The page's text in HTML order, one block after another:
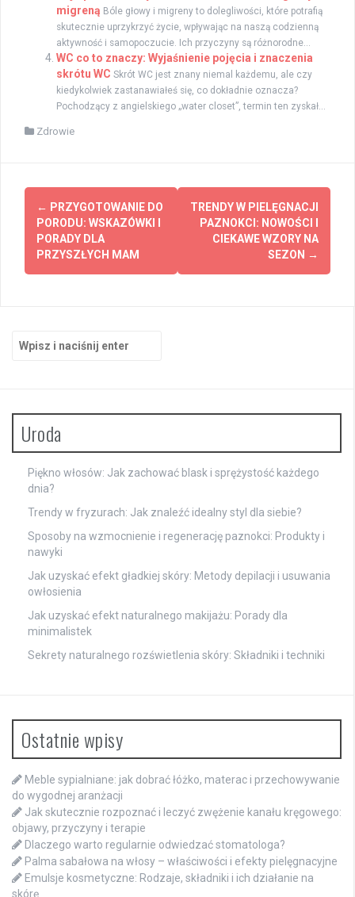
migreną Bóle głowy i migreny to dolegliwości, które potrafią
skutecznie uprzykrzyć życie, wpływając na naszą codzienną
aktywność i samopoczucie. Ich przyczyny są różnorodne...
WC co to znaczy: Wyjaśnienie pojęcia i znaczenia
skrótu WC Skrót WC jest znany niemal każdemu, ale czy
kiedykolwiek zastanawiałeś się, co dokładnie oznacza?
Pochodzący z angielskiego „water closet”, termin ten zyskał...
Zdrowie
Zobacz
wpisy
← PRZYGOTOWANIE DO
PORODU: WSKAZÓWKI I
PORADY DLA
PRZYSZŁYCH MAM
TRENDY W PIELĘGNACJI
PAZNOKCI: NOWOŚCI I
CIEKAWE WZORY NA
SEZON →
Uroda
Piękno włosów: Jak zachować blask i sprężystość każdego
dnia?
Trendy w fryzurach: Jak znaleźć idealny styl dla siebie?
Sposoby na wzmocnienie i regenerację paznokci: Produkty i
nawyki
Jak uzyskać efekt gładkiej skóry: Metody depilacji i usuwania
owłosienia
Jak uzyskać efekt naturalnego makijażu: Porady dla
minimalistek
Sekrety naturalnego rozświetlenia skóry: Składniki i techniki
Ostatnie wpisy
Meble sypialniane: jak dobrać łóżko, materac i przechowywanie
do wygodnej aranżacji
Jak skutecznie rozpoznać i leczyć zwężenie kanału kręgowego:
objawy, przyczyny i terapie
Dlaczego warto regularnie odwiedzać stomatologa?
Palma sabałowa na włosy – właściwości i efekty pielęgnacyjne
Emulsje kosmetyczne: Rodzaje, składniki i ich działanie na
skórę